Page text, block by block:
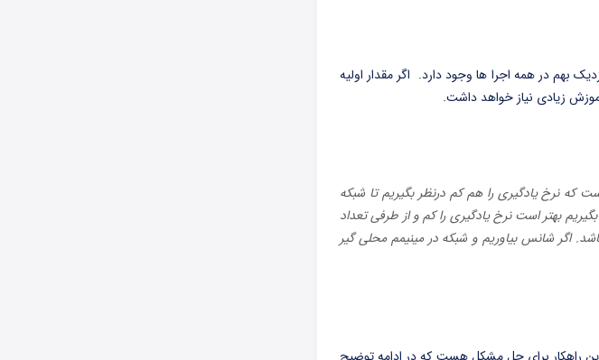
بهم در همه اجرا ها وجود دارد. اگر مقدار اولیه
زیادی نیاز خواهد داشت.
که نرخ یادگیری را هم کم درنظر بگیریم تا شبکه
بهتر است نرخ یادگیری را کم و از طرفی تعداد
اگر شانس بیاوریم و شبکه در مینیمم محلی گیر